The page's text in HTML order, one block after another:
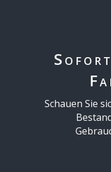
Schauen Sie